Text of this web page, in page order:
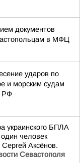
документов
в МФЦ
ударов по
и морским судам
РФ
украинского БПЛА
человек
Аксёнов.
Севастополя